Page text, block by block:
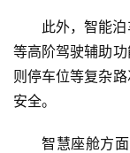
此外，智能
等高阶驾驶辅助
则停车位等复杂
安全。
智慧座舱方